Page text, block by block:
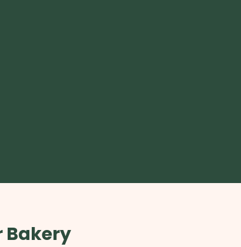
Bakery